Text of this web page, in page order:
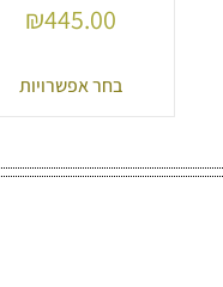
₪445.00
בחר אפשרויות